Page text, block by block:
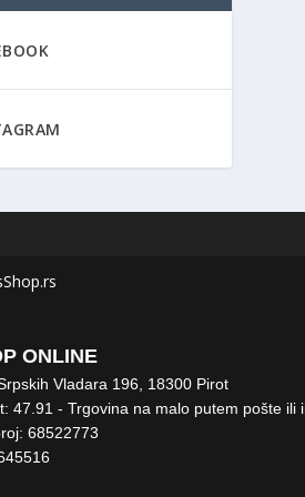
ONLINE
Vladara 196, 18300 Pirot
47.91 - Trgovina na malo putem pošte ili
68522773